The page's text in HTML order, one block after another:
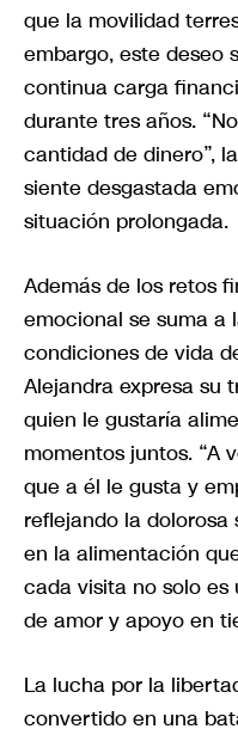
que la movilidad
embargo, este deseo
continua carga
durante tres años.
cantidad de dinero”,
siente desgastada
situación prolongada.
Además de los retos
emocional se suma a
condiciones de vida
Alejandra expresa su
quien le gustaría
momentos juntos. “A
que a él le gusta y
reflejando la
en la alimentación
cada visita no solo
de amor y apoyo en
La lucha por la
convertido en una